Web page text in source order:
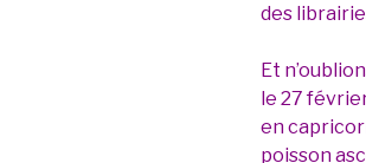
des
Et
le 27
en
poisson